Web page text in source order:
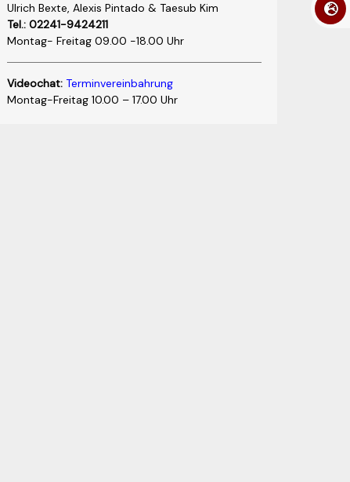
Ulrich Bexte, Alexis Pintado & Taesub Kim
Tel.: 02241-9424211
Montag- Freitag 09.00 -18.00 Uhr
Videochat: Terminvereinbahrung
Montag-Freitag 10.00 – 17.00 Uhr